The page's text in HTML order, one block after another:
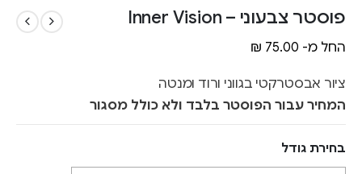
פוסטר צבעוני – Inner Vision
החל מ- ₪ 75.00
ציור אבסטרקטי בגווני ורוד ומנטה
המחיר עבור הפוסטר בלבד ולא כולל מסגור
בחירת גודל